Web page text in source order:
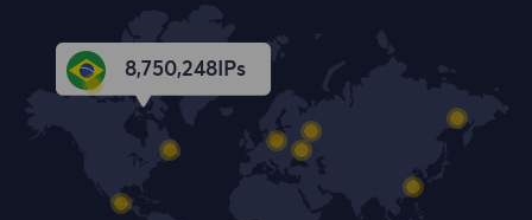
8,750,249 IPs